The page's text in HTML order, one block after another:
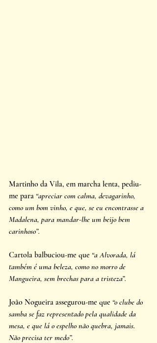
Martinho da Vila, em marcha lenta, pediu-
me para “apreciar com calma, devagarinho,
como um bom vinho, e que, se eu encontrasse a
Madalena, para mandar-lhe um beijo bem
carinhoso”.
Cartola balbuciou-me que “a Alvorada, lá
também é uma beleza, como no morro de
Mangueira, sem brechas para a tristeza”.
João Nogueira assegurou-me que “o clube do
samba se faz representado pela qualidade da
mesa, e que lá o espelho não quebra, jamais.
Não precisa ter medo”.